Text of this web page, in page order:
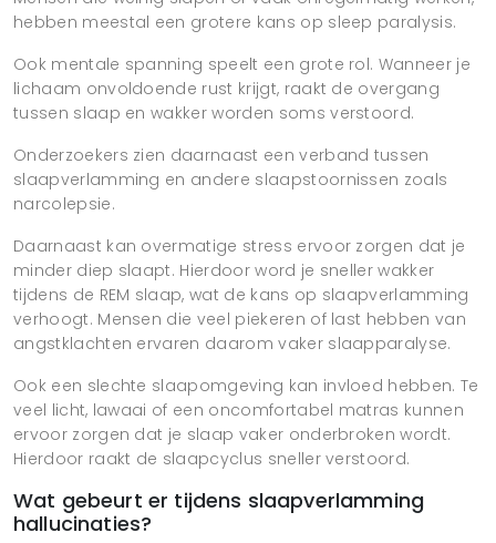
hebben meestal een grotere kans op sleep paralysis.
Ook mentale spanning speelt een grote rol. Wanneer je
lichaam onvoldoende rust krijgt, raakt de overgang
tussen slaap en wakker worden soms verstoord.
Onderzoekers zien daarnaast een verband tussen
slaapverlamming en andere slaapstoornissen zoals
narcolepsie.
Daarnaast kan overmatige stress ervoor zorgen dat je
minder diep slaapt. Hierdoor word je sneller wakker
tijdens de REM slaap, wat de kans op slaapverlamming
verhoogt. Mensen die veel piekeren of last hebben van
angstklachten ervaren daarom vaker slaapparalyse.
Ook een slechte slaapomgeving kan invloed hebben. Te
veel licht, lawaai of een oncomfortabel matras kunnen
ervoor zorgen dat je slaap vaker onderbroken wordt.
Hierdoor raakt de slaapcyclus sneller verstoord.
Wat gebeurt er tijdens slaapverlamming
hallucinaties?